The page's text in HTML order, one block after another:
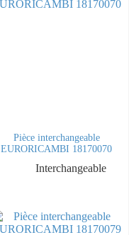
Pièce interchangeable
EURORICAMBI 18170070
Interchangeable